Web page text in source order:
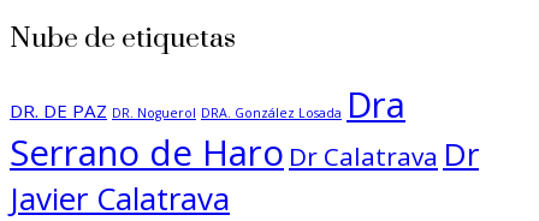
Nube de etiquetas
DR. DE PAZ DR. Noguerol DRA. González Losada Dra
Serrano de Haro Dr Calatrava Dr
Javier Calatrava